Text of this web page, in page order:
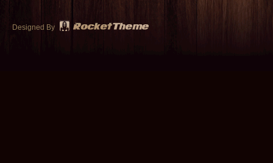
Designed By